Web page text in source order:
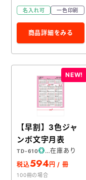
名入れ可 一色印刷
商品詳細をみる
【早割】3色ジャ
ンボ文字月表
TD-610
在庫あり
税込594 円 / 冊
100冊の場合